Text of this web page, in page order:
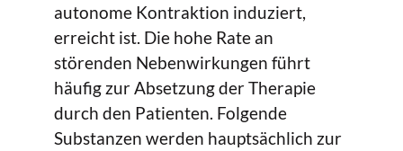
autonome Kontraktion induziert,
erreicht ist. Die hohe Rate an
störenden Nebenwirkungen führt
häufig zur Absetzung der Therapie
durch den Patienten. Folgende
Substanzen werden hauptsächlich zur